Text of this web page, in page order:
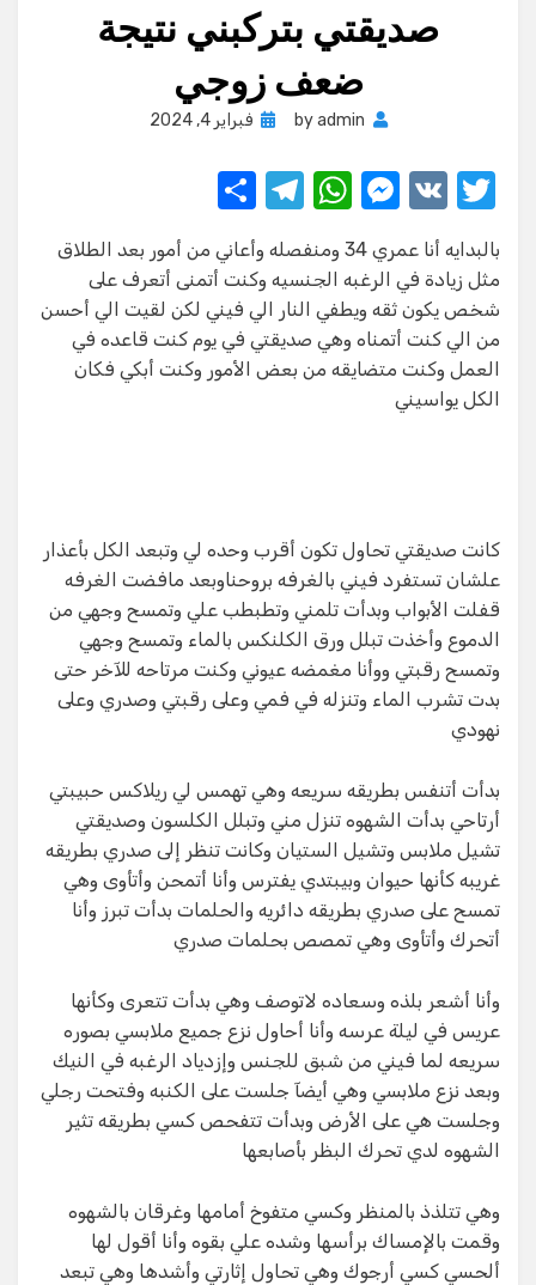
صديقتي بتركبني نتيجة
ضعف زوجي
byadmin
Posted
فبراير 4, 2024
T
w
it
te
r
V
M
ss
e
n
g
W
at
s
A
p
T
el
e
gr
a
m
ar
e
بالبدايه أنا عمري 34 ومنفصله وأعاني من أمور بعد الطلاق
مثل زيادة في الرغبه الجنسيه وكنت أتمنى أتعرف على
شخص يكون ثقه ويطفي النار الي فيني لكن لقيت الي أحسن
من الي كنت أتمناه وهي صديقتي في يوم كنت قاعده في
العمل وكنت متضايقه من بعض الأمور وكنت أبكي فكان
الكل يواسيني
كانت صديقتي تحاول تكون أقرب وحده لي وتبعد الكل بأعذار
علشان تستفرد فيني بالغرفه بروحناوبعد مافضت الغرفه
قفلت الأبواب وبدأت تلمني وتطبطب علي وتمسح وجهي من
الدموع وأخذت تبلل ورق الكلنكس بالماء وتمسح وجهي
وتمسح رقبتي ووأنا مغمضه عيوني وكنت مرتاحه للآخر حتى
بدت تشرب الماء وتنزله في فمي وعلى رقبتي وصدري وعلى
نهودي
بدأت أتنفس بطريقه سريعه وهي تهمس لي ريلاكس حبيبتي
أرتاحي بدأت الشهوه تنزل مني وتبلل الكلسون وصديقتي
تشيل ملابس وتشيل الستيان وكانت تنظر إلى صدري بطريقه
غريبه كأنها حيوان وبيبتدي يفترس وأنا أتمحن وأتأوى وهي
تمسح على صدري بطريقه دائريه والحلمات بدأت تبرز وأنا
أتحرك وأتأوى وهي تمصص بحلمات صدري
وأنا أشعر بلذه وسعاده لاتوصف وهي بدأت تتعرى وكأنها
عريس في ليلة عرسه وأنا أحاول نزع جميع ملابسي بصوره
سريعه لما فيني من شبق للجنس وإزدياد الرغبه في النيك
وبعد نزع ملابسي وهي أيضآ جلست على الكنبه وفتحت رجلي
وجلست هي على الأرض وبدأت تتفحص كسي بطريقه تثير
الشهوه لدي تحرك البظر بأصابعها
وهي تتلذذ بالمنظر وكسي متفوخ أمامها وغرقان بالشهوه
وقمت بالإمساك برأسها وشده علي بقوه وأنا أقول لها
ألحسي كسي أرجوك وهي تحاول إثارتي وأشدها وهي تبعد